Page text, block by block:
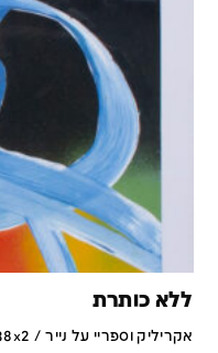
ללא כותרת
אקריליק וספריי על נייר / 50x38x2 ס''מ